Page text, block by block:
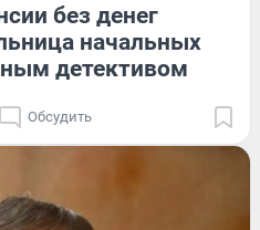
без денег
начальных
детективом
Обсудить